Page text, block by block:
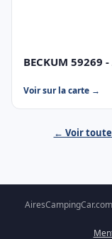
BECKUM 59269
Voir sur la carte →
← Voir